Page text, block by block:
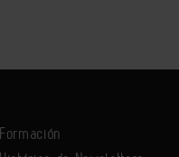
Formación